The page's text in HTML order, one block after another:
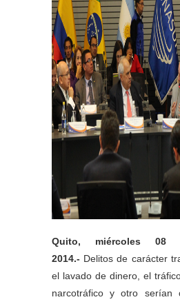
Quito, miércoles
2014.- Delitos de carácter
el lavado de dinero, el
narcotráfico y otro serían